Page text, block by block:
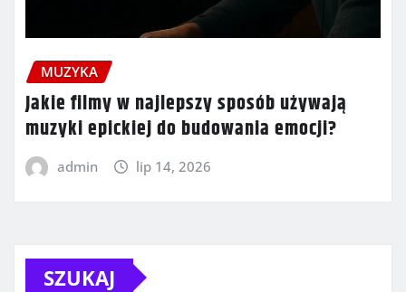
MUZYKA
Jakie filmy w najlepszy sposób używają
muzyki epickiej do budowania emocji?
admin lip 14, 2026
SZUKAJ